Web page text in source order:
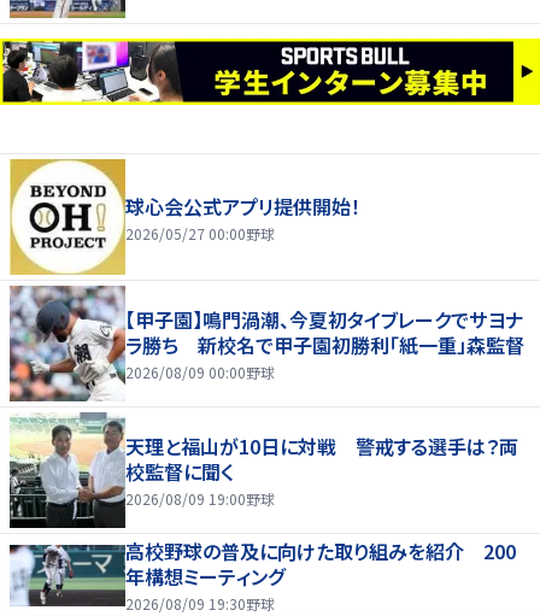
球心会公式アプリ提供開始！
2026/05/27 00:00野球
【甲子園】鳴門渦潮、今夏初タイブレークでサヨナ
ラ勝ち 新校名で甲子園初勝利「紙一重」森監督
2026/08/09 00:00野球
天理と福山が10日に対戦 警戒する選手は？両
校監督に聞く
2026/08/09 19:00野球
高校野球の普及に向けた取り組みを紹介 200
年構想ミーティング
2026/08/09 19:30野球